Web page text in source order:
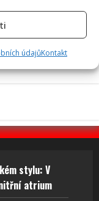
údajůKontakt
Ferrari do dalšího
stylu: V
atrium